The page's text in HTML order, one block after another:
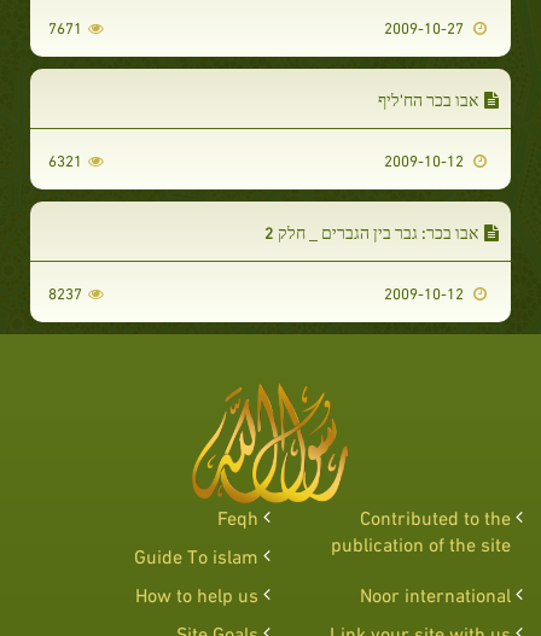
7671
אבו בכר הח'ליף
6321
אבו בכר: גבר בין הגברים _ חלק 2
8237
Contributed to the
publication of the site
Feqh
Guide To islam
Noor international
How to help us